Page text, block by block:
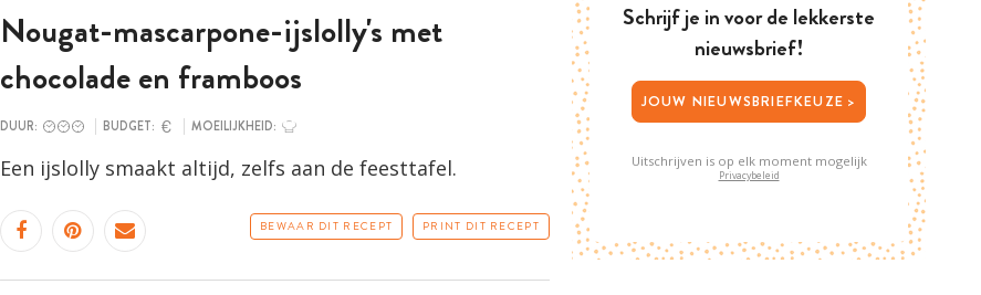
Nougat-mascarpone-ijslolly's met
chocolade en framboos
DUUR: BUDGET: MOEILIJKHEID:
Een ijslolly smaakt altijd, zelfs aan de feesttafel.
BEWAAR DIT RECEPT PRINT DIT RECEPT
Schrijf je in voor de lekkerste
nieuwsbrief!
JOUW NIEUWSBRIEFKEUZE >
Uitschrijven is op elk moment mogelijk
Privacybeleid